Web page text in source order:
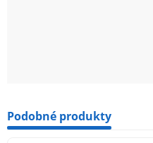
Podobné produkty